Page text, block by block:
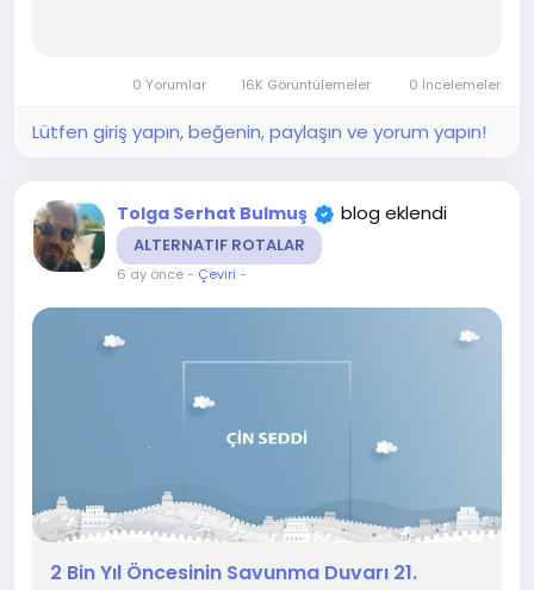
0 Yorumlar 16K Görüntülemeler 0 İncelemeler
Lütfen giriş yapın, beğenin, paylaşın ve yorum yapın!
Tolga Serhat Bulmuş blog eklendi
ALTERNATIF ROTALAR
6 ay önce- Çeviri -
2 Bin Yıl Öncesinin Savunma Duvarı 21.